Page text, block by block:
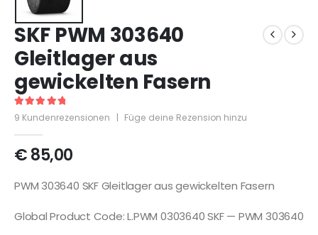
SKF PWM 303640
Gleitlager aus
gewickelten Fasern
5 out of 5
9 Kundenrezensionen | Füge deine Rezension hinzu
€85,00
PWM 303640 SKF Gleitlager aus gewickelten Fasern
Global Product Code: L.PWM 0303640 SKF — PWM 303640